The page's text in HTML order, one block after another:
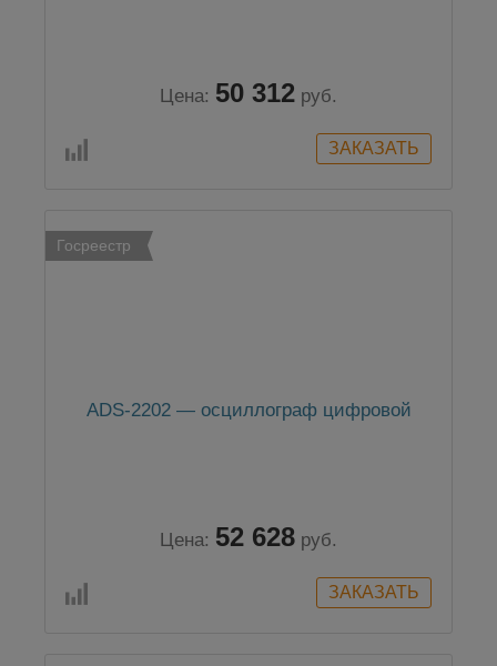
Цена: 50 312 руб.
Госреестр
ADS-2202 — осциллограф цифровой
Цена: 52 628 руб.